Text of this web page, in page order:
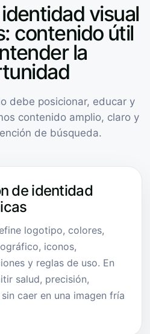
visual
contenido útil
la
debe posicionar, educar y
contenido amplio, claro y
de búsqueda.
de identidad
logotipo, colores,
iconos,
y reglas de uso. En
salud, precisión,
caer en una imagen fría